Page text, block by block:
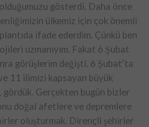
gösterdi. Daha önce
ülkemiz için çok önemli
ifade ederdim. Çünkü ben
uzmanıyım. Fakat 6 Şubat
görüşlerim değişti. 6 Şubat’ta
11 ilimizi kapsayan büyük
Gerçekten bugün bizler
doğal afetlere ve depremlere
oluşturmak. Dirençli şehirler